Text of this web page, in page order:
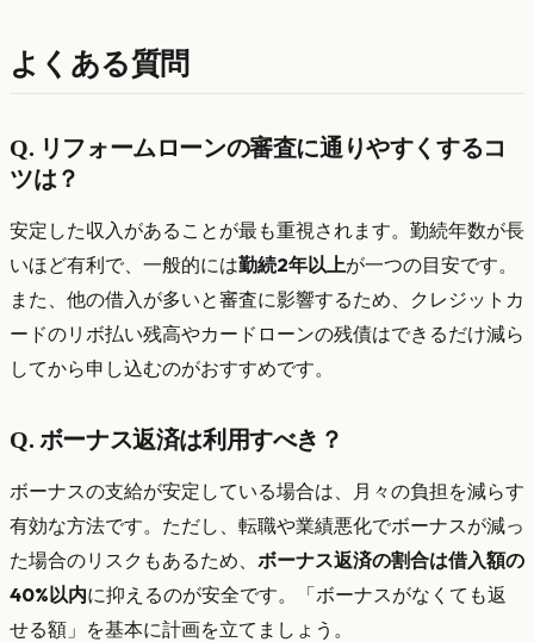
よくある質問
Q. リフォームローンの審査に通りやすくするコ
ツは？
安定した収入があることが最も重視されます。勤続年数が長
いほど有利で、一般的には勤続2年以上が一つの目安です。
また、他の借入が多いと審査に影響するため、クレジットカ
ードのリボ払い残高やカードローンの残債はできるだけ減ら
してから申し込むのがおすすめです。
Q. ボーナス返済は利用すべき？
ボーナスの支給が安定している場合は、月々の負担を減らす
有効な方法です。ただし、転職や業績悪化でボーナスが減っ
た場合のリスクもあるため、 ボーナス返済の割合は借入額の
40%以内に抑えるのが安全です。「ボーナスがなくても返
せる額」を基本に計画を立てましょう。